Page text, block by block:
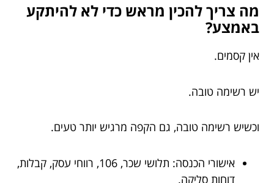
מה צריך להכין מראש כדי לא להיתקע
באמצע?
אין קסמים.
יש רשימה טובה.
וכשיש רשימה טובה, גם הקפה מרגיש יותר טעים.
אישורי הכנסה: תלושי שכר, 106, רווחי עסק, קבלות,
דוחות סליקה.